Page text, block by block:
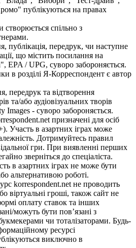
публікуються на правах
створюється спільно з
публікація, передрук, чи наступне
що містить посилання на
EPA / UPG, суворо забороняється.
в розділі Я-Корреспондент є автор
передрук та відтворення
та/або аудіовізуальних творів
Images - суворо забороняється.
призначені для осіб
Участь в азартних іграх може
Дотримуйтесь правил
гри. При виявленні перших
зверніться до спеціаліста.
в азартних іграх не може бути
альтернативою роботі.
korrespondent.net не проводить
віртуальні гроші, також сайт не
оплату ставок та інших
можуть бути пов’язані з
чи тоталізаторами. Будь-
ресурсі
виключно в